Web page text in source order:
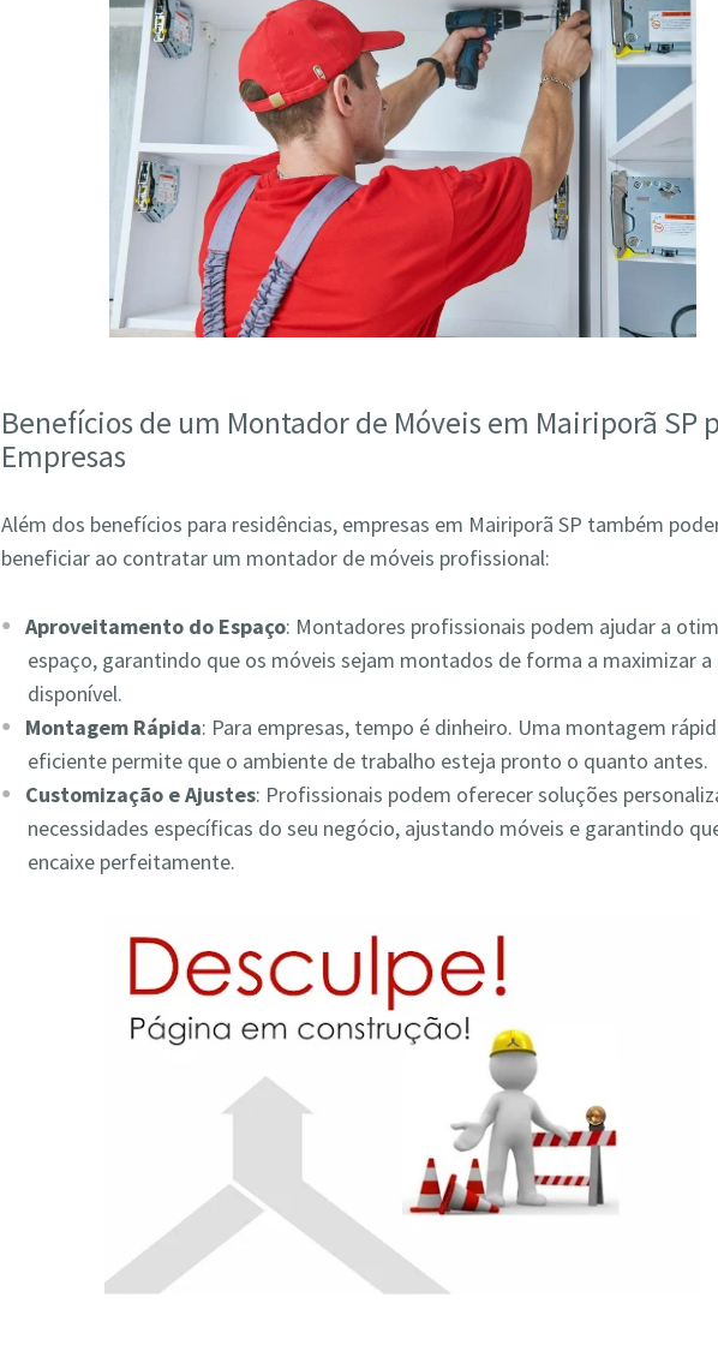
Benefícios de um Montador de Móveis em Mairiporã SP
Empresas
Além dos benefícios para residências, empresas em Mairiporã SP também
beneficiar ao contratar um montador de móveis profissional:
Aproveitamento do Espaço: Montadores profissionais podem ajudar a
espaço, garantindo que os móveis sejam montados de forma a maximizar a
disponível.
Montagem Rápida: Para empresas, tempo é dinheiro. Uma montagem
eficiente permite que o ambiente de trabalho esteja pronto o quanto antes.
Customização e Ajustes: Profissionais podem oferecer soluções
necessidades específicas do seu negócio, ajustando móveis e garantindo
encaixe perfeitamente.